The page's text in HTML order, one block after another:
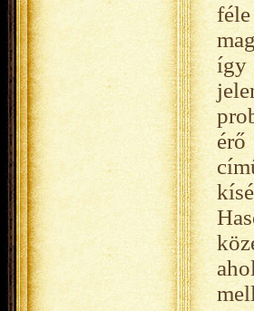
féle
így
érő